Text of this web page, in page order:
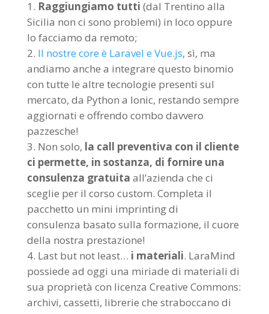
Raggiungiamo tutti (dal Trentino alla
Sicilia non ci sono problemi) in loco oppure
lo facciamo da remoto;
Il nostre core è Laravel e Vue.js, sì, ma
andiamo anche a integrare questo binomio
con tutte le altre tecnologie presenti sul
mercato, da Python a Ionic, restando sempre
aggiornati e offrendo combo davvero
pazzesche!
Non solo, la call preventiva con il cliente
ci permette, in sostanza, di fornire una
consulenza gratuita all’azienda che ci
sceglie per il corso custom. Completa il
pacchetto un mini imprinting di
consulenza basato sulla formazione, il cuore
della nostra prestazione!
Last but not least… i materiali. LaraMind
possiede ad oggi una miriade di materiali di
sua proprietà con licenza Creative Commons:
archivi, cassetti, librerie che straboccano di